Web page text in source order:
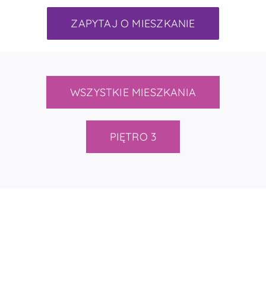
ZAPYTAJ O MIESZKANIE
WSZYSTKIE MIESZKANIA
PIĘTRO 3